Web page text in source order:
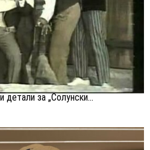
за „Солунски...